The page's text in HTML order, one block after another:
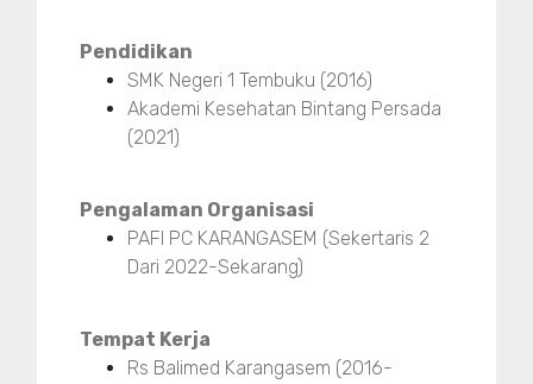
Pendidikan
SMK Negeri 1 Tembuku (2016)
Akademi Kesehatan Bintang Persada
(2021)
Pengalaman Organisasi
PAFI PC KARANGASEM (Sekertaris 2
Dari 2022-Sekarang)
Tempat Kerja
Rs Balimed Karangasem (2016-